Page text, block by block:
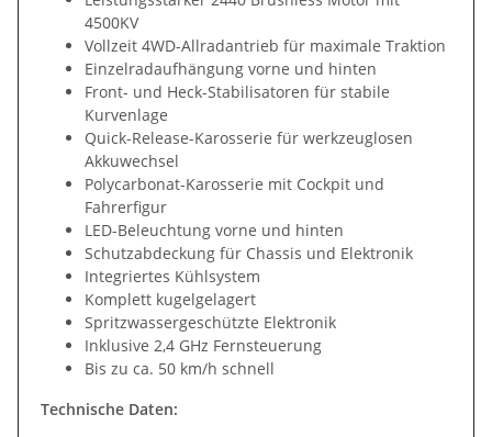
4500KV
Vollzeit 4WD-Allradantrieb für maximale Traktion
Einzelradaufhängung vorne und hinten
Front- und Heck-Stabilisatoren für stabile
Kurvenlage
Quick-Release-Karosserie für werkzeuglosen
Akkuwechsel
Polycarbonat-Karosserie mit Cockpit und
Fahrerfigur
LED-Beleuchtung vorne und hinten
Schutzabdeckung für Chassis und Elektronik
Integriertes Kühlsystem
Komplett kugelgelagert
Spritzwassergeschützte Elektronik
Inklusive 2,4 GHz Fernsteuerung
Bis zu ca. 50 km/h schnell
Technische Daten: